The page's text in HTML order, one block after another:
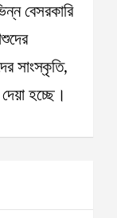
বেসরকারি
সাংস্কৃতি,
হচ্ছে।